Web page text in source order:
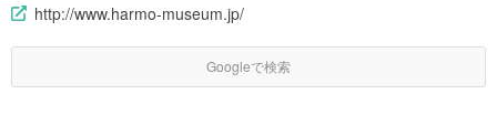
http://www.harmo-museum.jp/
Googleで検索